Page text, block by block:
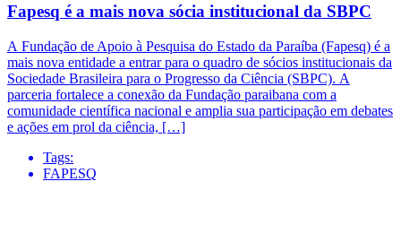
Fapesq é a mais nova sócia institucional da SBPC
A Fundação de Apoio à Pesquisa do Estado da Paraíba (Fapesq) é a
mais nova entidade a entrar para o quadro de sócios institucionais da
Sociedade Brasileira para o Progresso da Ciência (SBPC). A
parceria fortalece a conexão da Fundação paraibana com a
comunidade científica nacional e amplia sua participação em debates
e ações em prol da ciência, […]
Tags:
FAPESQ